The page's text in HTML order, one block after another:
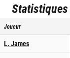
Statistiques
Joueur
L. James